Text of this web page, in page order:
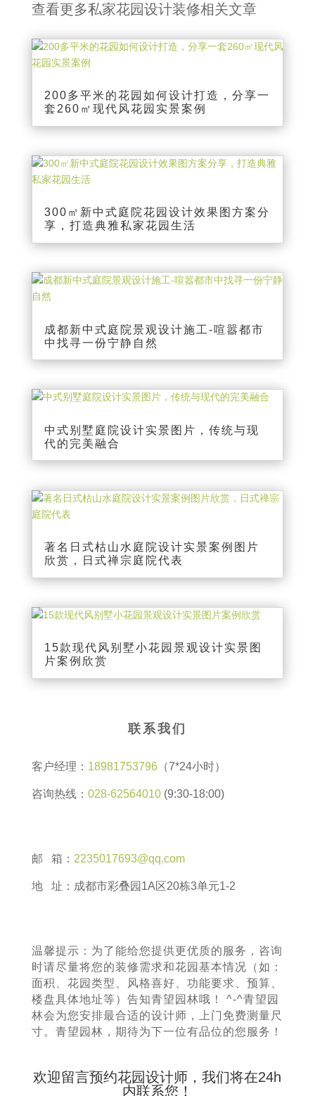
查看更多私家花园设计装修相关文章
200多平米的花园如何设计打造，分享一
套260㎡现代风花园实景案例
300㎡新中式庭院花园设计效果图方案分
享，打造典雅私家花园生活
成都新中式庭院景观设计施工-喧嚣都市
中找寻一份宁静自然
中式别墅庭院设计实景图片，传统与现
代的完美融合
著名日式枯山水庭院设计实景案例图片
欣赏，日式禅宗庭院代表
15款现代风别墅小花园景观设计实景图
片案例欣赏
联系我们
客户经理： 18981753796（7*24小时）
咨询热线： 028-62564010(9:30-18:00)
邮 箱： 2235017693@qq.com
地 址：成都市彩叠园1A区20栋3单元1-2
温馨提示：为了能给您提供更优质的服务，咨询
时请尽量将您的装修需求和花园基本情况（如：
面积、花园类型、风格喜好、功能要求、预算、
楼盘具体地址等）告知青望园林哦！ ^-^青望园
林会为您安排最合适的设计师，上门免费测量尺
寸。青望园林，期待为下一位有品位的您服务！
欢迎留言预约花园设计师，我们将在24h
内联系您！